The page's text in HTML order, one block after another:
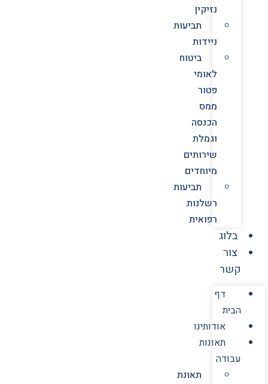
נזיקין
תביעות
ניידות
ביטוח
לאומי
פטור
ממס
הכנסה
וגמלת
שירותים
מיוחדים
תביעות
רשלנות
רפואית
בלוג
צור
קשר
דף
הבית
אודותינו
תאונות
עבודה
תאונת